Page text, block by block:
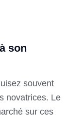
son
souvent
novatrices. Le
sur ces